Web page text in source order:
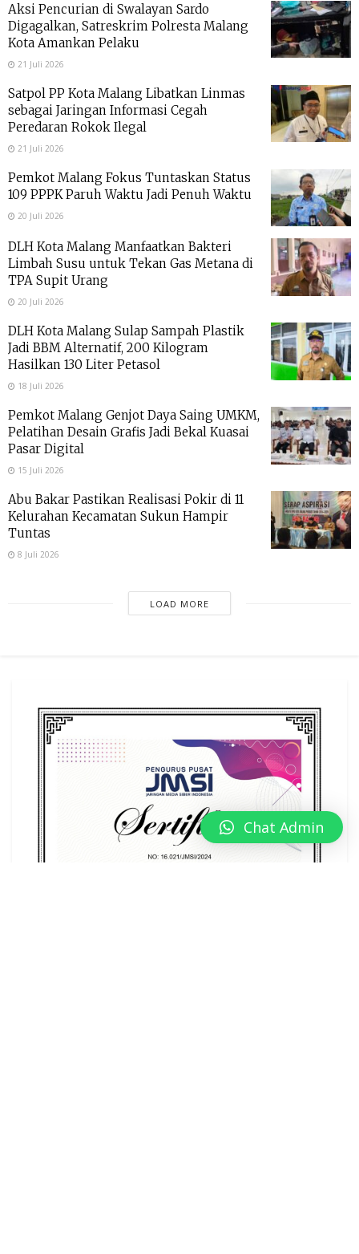
Aksi Pencurian di Swalayan Sardo
Digagalkan, Satreskrim Polresta Malang
Kota Amankan Pelaku
21 Juli 2026
Satpol PP Kota Malang Libatkan Linmas
sebagai Jaringan Informasi Cegah
Peredaran Rokok Ilegal
21 Juli 2026
Pemkot Malang Fokus Tuntaskan Status
109 PPPK Paruh Waktu Jadi Penuh Waktu
20 Juli 2026
DLH Kota Malang Manfaatkan Bakteri
Limbah Susu untuk Tekan Gas Metana di
TPA Supit Urang
20 Juli 2026
DLH Kota Malang Sulap Sampah Plastik
Jadi BBM Alternatif, 200 Kilogram
Hasilkan 130 Liter Petasol
18 Juli 2026
Pemkot Malang Genjot Daya Saing UMKM,
Pelatihan Desain Grafis Jadi Bekal Kuasai
Pasar Digital
15 Juli 2026
Abu Bakar Pastikan Realisasi Pokir di 11
Kelurahan Kecamatan Sukun Hampir
Tuntas
8 Juli 2026
LOAD MORE
Chat Admin